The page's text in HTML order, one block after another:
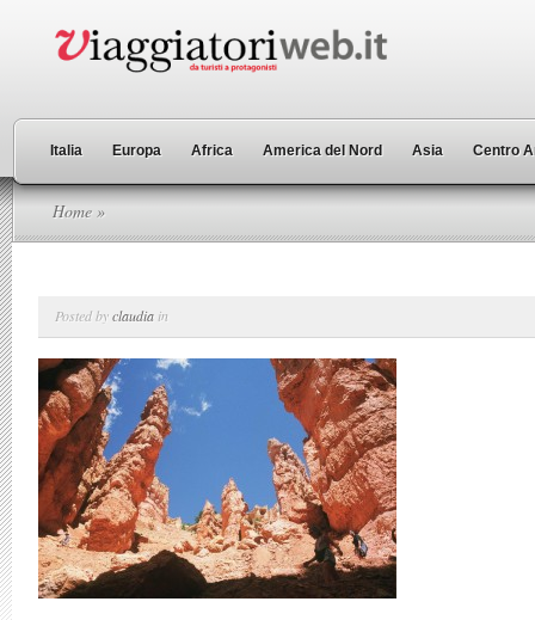
Italia Europa Africa America del Nord Asia Centro
Home »
Posted byclaudia in